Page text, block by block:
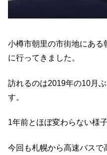
小樽市朝里の市街地にあ
に行ってきました。
訪れるのは2019年の10月
す。
1年前とほぼ変わらない様子
今回も札幌から高速バス